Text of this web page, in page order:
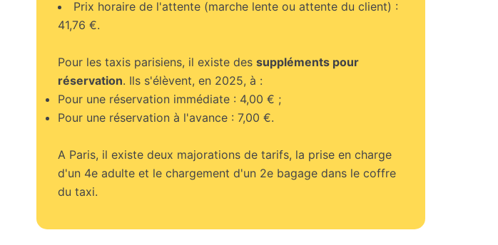
Prix horaire de l'attente (marche lente ou attente du client) :
41,76 €.
Pour les taxis parisiens, il existe des suppléments pour
réservation. Ils s'élèvent, en 2025, à :
Pour une réservation immédiate : 4,00 € ;
Pour une réservation à l'avance : 7,00 €.
A Paris, il existe deux majorations de tarifs, la prise en charge
d'un 4e adulte et le chargement d'un 2e bagage dans le coffre
du taxi.